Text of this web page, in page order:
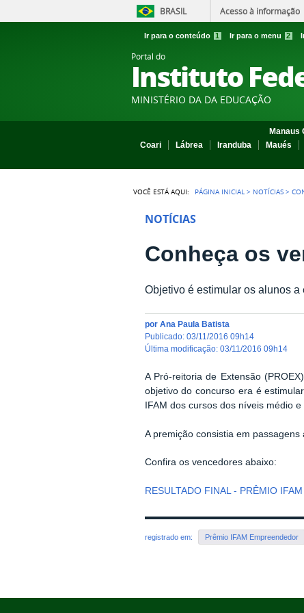
BRASIL Acesso à informação
Ir para o conteúdo 1 Ir para o menu 2
Portal do
Instituto
MINISTÉRIO DA DA EDUCAÇÃO
Manaus
Coari
Lábrea Iranduba Maués
VOCÊ ESTÁ AQUI: PÁGINA INICIAL > NOTÍCIAS >
NOTÍCIAS
Conheça os
Objetivo é estimular os alunos a
por Ana Paula Batista
publicado: 03/11/2016 09h14
última modificação: 03/11/2016 09h14
A Pró-reitoria de Extensão
objetivo do concurso era é
IFAM dos cursos dos níveis médio e
A premição consistia em
Confira os vencedores abaixo:
RESULTADO FINAL - PRÊMIO
registrado em: Prêmio IFAM Empreendedor